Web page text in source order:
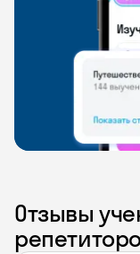
Отзывы